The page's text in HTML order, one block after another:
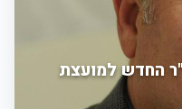
החדש למועצת